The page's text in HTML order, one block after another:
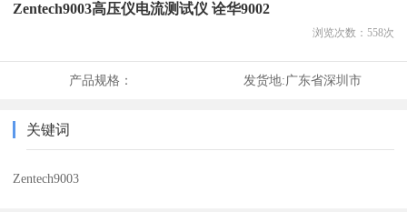
Zentech9003高压仪电流测试仪 诠华9002
浏览次数： 558次
产品规格： 发货地:广东省深圳市
关键词
Zentech9003